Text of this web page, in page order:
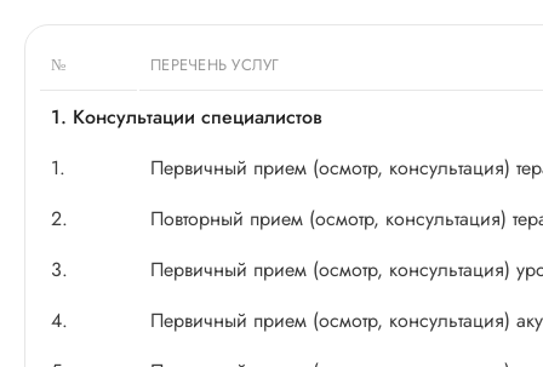
№ ПЕРЕЧЕНЬ УСЛУГ
1. Консультации специалистов
1.
Первичный прием (осмотр, консультация)
2.
Повторный прием (осмотр, консультация)
3.
Первичный прием (осмотр, консультация)
4.
Первичный прием (осмотр, консультация)